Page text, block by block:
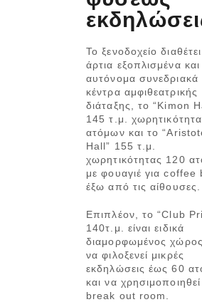
Το ξενοδοχείο
άρτια εξοπλισμένα και
αυτόνομα συνεδριακά
κέντρα αμφιθεατρικής
διάταξης, το “Kimon
145 τ.μ.
ατόμων και το
Hall” 155 τ.μ.
χωρητικότητας 120
με φουαγιέ για coffee
έξω από τις αίθουσες.
Επιπλέον, το “Club
140τ.μ. είναι ειδικά
διαμορφωμένος χώρος
να φιλοξενεί μικρές
εκδηλώσεις έως 60
και να
break out room.